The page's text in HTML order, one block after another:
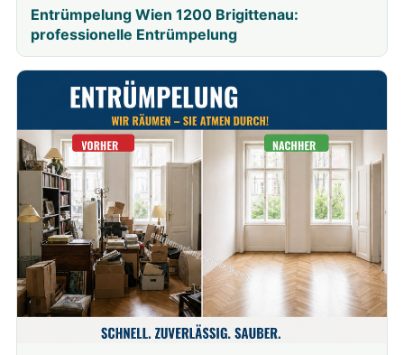
Entrümpelung Wien 1200 Brigittenau:
professionelle Entrümpelung